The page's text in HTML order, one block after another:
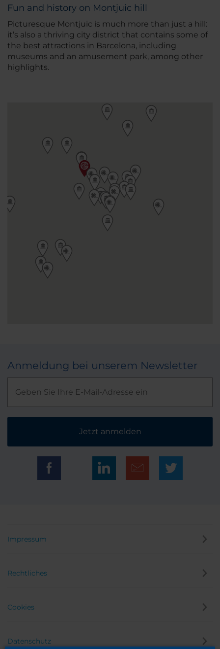
Fun and history on Montjuic hill
Picturesque Montjuic is much more than just a hill:
it’s also a thriving city district that contains some of
the best attractions in Barcelona, including
museums and an amusement park, among other
highlights.
Anmeldung bei unserem Newsletter
Jetzt anmelden
Impressum
Rechtliches
Cookies
Datenschutz